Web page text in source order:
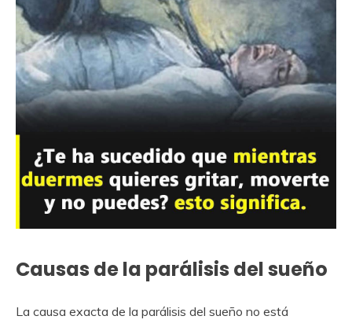
Causas de la parálisis del sueño
La causa exacta de la parálisis del sueño no está